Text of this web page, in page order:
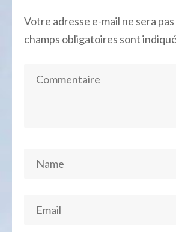
Votre adresse e-mail ne sera
champs obligatoires sont